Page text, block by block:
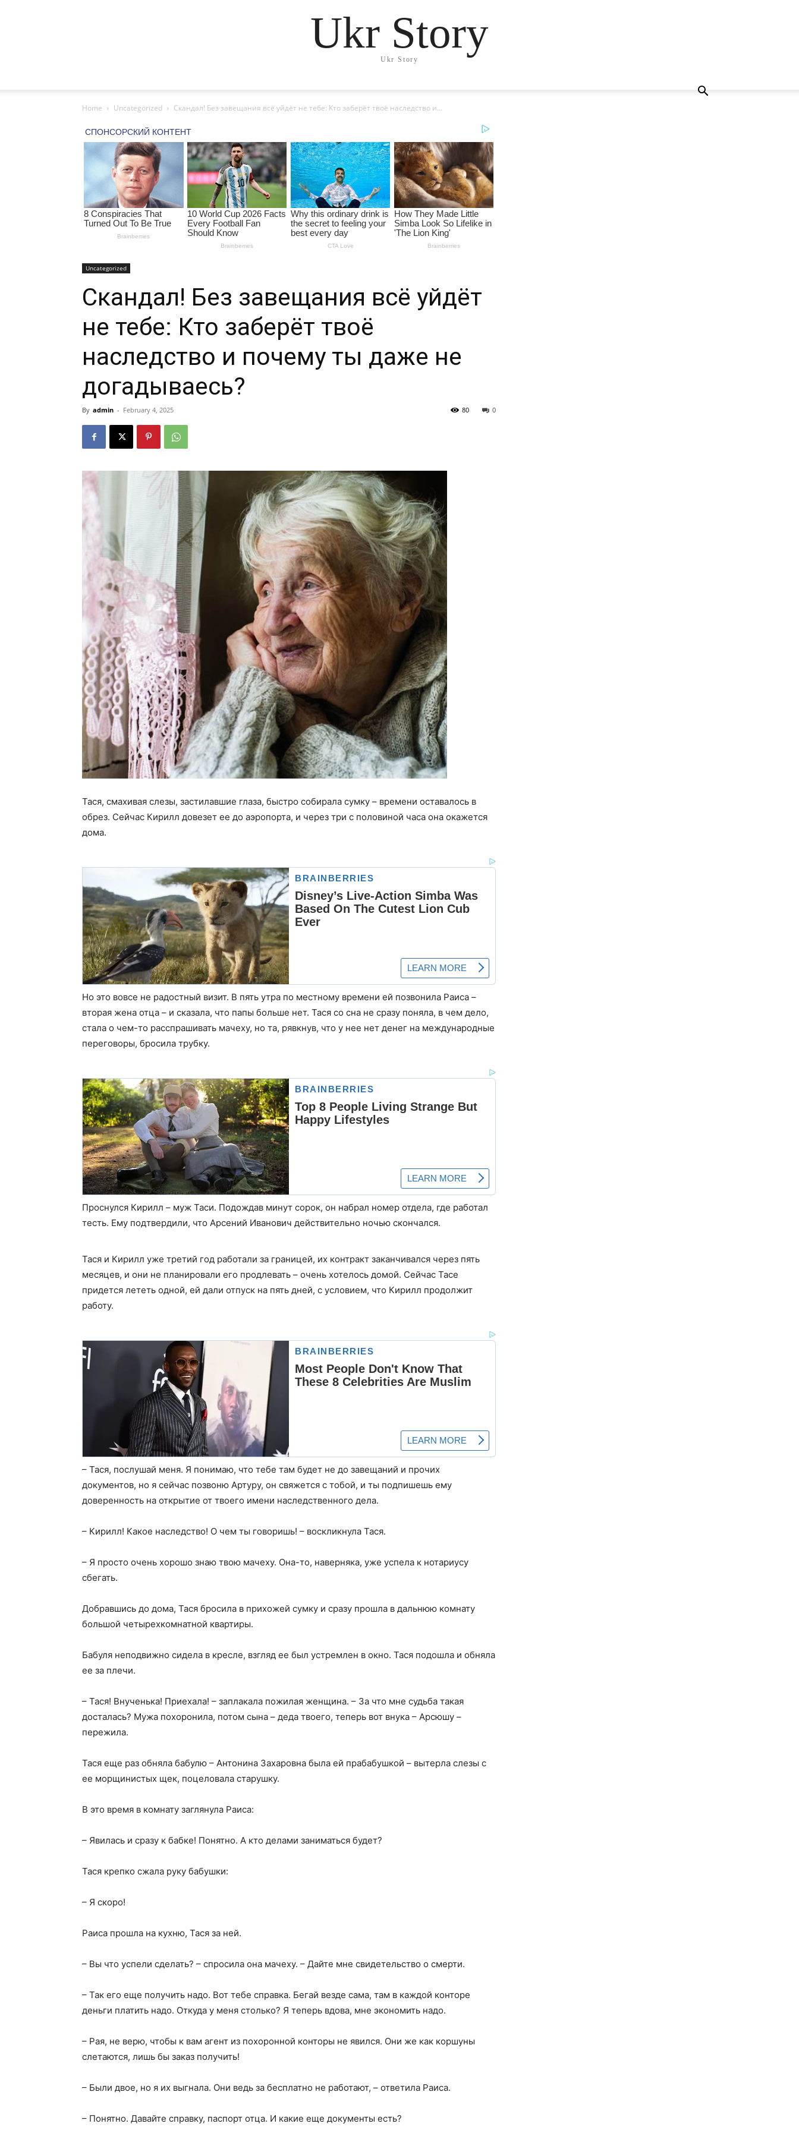
Ukr Story
Ukr Story
Home Uncategorized Скандал! Без завещания всё уйдёт не тебе: Кто заберёт твоё наследство и...
Uncategorized
Скандал! Без завещания всё уйдёт
не тебе: Кто заберёт твоё
наследство и почему ты даже не
догадываесь?
By admin - February 4, 2025 0
80
Тася, смахивая слезы, застилавшие глаза, быстро собирала сумку – времени оставалось в
обрез. Сейчас Кирилл довезет ее до аэропорта, и через три с половиной часа она окажется
дома.
Но это вовсе не радостный визит. В пять утра по местному времени ей позвонила Раиса –
вторая жена отца – и сказала, что папы больше нет. Тася со сна не сразу поняла, в чем дело,
стала о чем-то расспрашивать мачеху, но та, рявкнув, что у нее нет денег на международные
переговоры, бросила трубку.
Проснулся Кирилл – муж Таси. Подождав минут сорок, он набрал номер отдела, где работал
тесть. Ему подтвердили, что Арсений Иванович действительно ночью скончался.
Тася и Кирилл уже третий год работали за границей, их контракт заканчивался через пять
месяцев, и они не планировали его продлевать – очень хотелось домой. Сейчас Тасе
придется лететь одной, ей дали отпуск на пять дней, с условием, что Кирилл продолжит
работу.
– Тася, послушай меня. Я понимаю, что тебе там будет не до завещаний и прочих
документов, но я сейчас позвоню Артуру, он свяжется с тобой, и ты подпишешь ему
доверенность на открытие от твоего имени наследственного дела.
– Кирилл! Какое наследство! О чем ты говоришь! – воскликнула Тася.
– Я просто очень хорошо знаю твою мачеху. Она-то, наверняка, уже успела к нотариусу
сбегать.
Добравшись до дома, Тася бросила в прихожей сумку и сразу прошла в дальнюю комнату
большой четырехкомнатной квартиры.
Бабуля неподвижно сидела в кресле, взгляд ее был устремлен в окно. Тася подошла и обняла
ее за плечи.
– Тася! Внученька! Приехала! – заплакала пожилая женщина. – За что мне судьба такая
досталась? Мужа похоронила, потом сына – деда твоего, теперь вот внука – Арсюшу –
пережила.
Тася еще раз обняла бабулю – Антонина Захаровна была ей прабабушкой – вытерла слезы с
ее морщинистых щек, поцеловала старушку.
В это время в комнату заглянула Раиса:
– Явилась и сразу к бабке! Понятно. А кто делами заниматься будет?
Тася крепко сжала руку бабушки:
– Я скоро!
Раиса прошла на кухню, Тася за ней.
– Вы что успели сделать? – спросила она мачеху. – Дайте мне свидетельство о смерти.
– Так его еще получить надо. Вот тебе справка. Бегай везде сама, там в каждой конторе
деньги платить надо. Откуда у меня столько? Я теперь вдова, мне экономить надо.
– Рая, не верю, чтобы к вам агент из похоронной конторы не явился. Они же как коршуны
слетаются, лишь бы заказ получить!
– Были двое, но я их выгнала. Они ведь за бесплатно не работают, – ответила Раиса.
– Понятно. Давайте справку, паспорт отца. И какие еще документы есть?